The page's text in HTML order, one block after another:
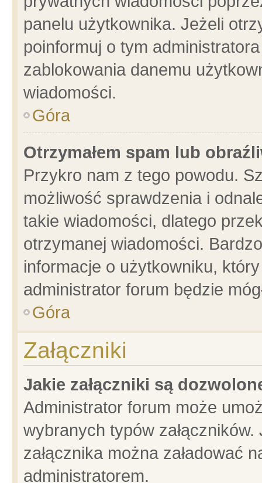
panelu użytkownika. Jeżeli
poinformuj o tym
zablokowania danemu
wiadomości.
Góra
Otrzymałem spam lub
Przykro nam z tego powodu.
możliwość sprawdzenia i
takie wiadomości, dlatego
otrzymanej wiadomości.
informacje o użytkowniku,
administrator forum będzie
Góra
Załączniki
Jakie załączniki są
Administrator forum może
wybranych typów
załącznika można załadować
administratorem.